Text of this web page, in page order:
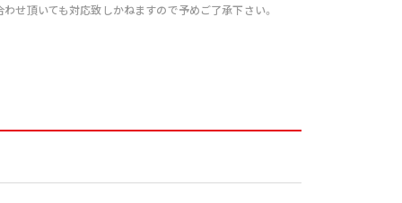
せ頂いても対応致しかねますので予めご了承下さい。